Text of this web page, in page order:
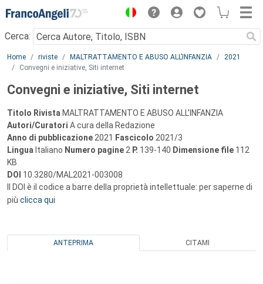
Menu
Cerca:
Main content
Home riviste MALTRATTAMENTO E ABUSO ALL’INFANZIA
2021
Convegni e iniziative, Siti internet
Convegni e iniziative, Siti internet
Titolo Rivista MALTRATTAMENTO E ABUSO ALL’INFANZIA
Autori/Curatori A cura della Redazione
Anno di pubblicazione 2021 Fascicolo 2021/3
Lingua Italiano Numero pagine 2 P. 139-140 Dimensione file 112
KB
DOI 10.3280/MAL2021-003008
Il DOI è il codice a barre della proprietà intellettuale: per saperne di
più clicca qui
ANTEPRIMA CITAMI